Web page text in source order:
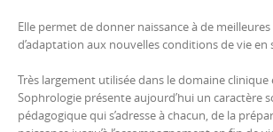
Elle permet de donner naissance à de
d’adaptation aux nouvelles conditions de vie en
Très largement utilisée dans le domaine
Sophrologie présente aujourd’hui un caractère
pédagogique qui s’adresse à chacun, de la